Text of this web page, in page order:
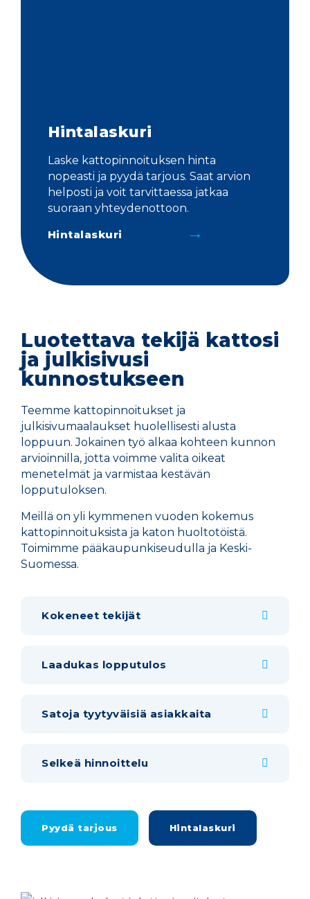
Hintalaskuri
Laske kattopinnoituksen hinta
nopeasti ja pyydä tarjous. Saat arvion
helposti ja voit tarvittaessa jatkaa
suoraan yhteydenottoon.
Hintalaskuri
Luotettava tekijä kattosi
ja julkisivusi
kunnostukseen
Teemme kattopinnoitukset ja
julkisivumaalaukset huolellisesti alusta
loppuun. Jokainen työ alkaa kohteen kunnon
arvioinnilla, jotta voimme valita oikeat
menetelmät ja varmistaa kestävän
lopputuloksen.
Meillä on yli kymmenen vuoden kokemus
kattopinnoituksista ja katon huoltotöistä.
Toimimme pääkaupunkiseudulla ja Keski-
Suomessa.
Kokeneet tekijät
Laadukas lopputulos
Satoja tyytyväisiä asiakkaita
Selkeä hinnoittelu
Pyydä tarjous Hintalaskuri